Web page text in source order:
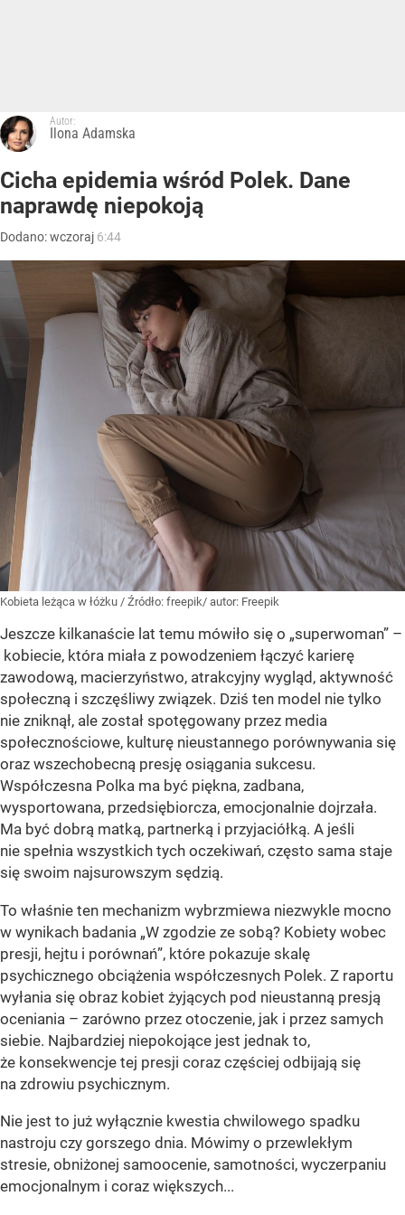
Autor:
Ilona Adamska
Cicha epidemia wśród Polek. Dane
naprawdę niepokoją
Dodano:wczoraj 6:44
Kobieta leżąca w łóżku / Źródło: freepik/ autor: Freepik
Jeszcze kilkanaście lat temu mówiło się o „superwoman” –
kobiecie, która miała z powodzeniem łączyć karierę
zawodową, macierzyństwo, atrakcyjny wygląd, aktywność
społeczną i szczęśliwy związek. Dziś ten model nie tylko
nie zniknął, ale został spotęgowany przez media
społecznościowe, kulturę nieustannego porównywania się
oraz wszechobecną presję osiągania sukcesu.
Współczesna Polka ma być piękna, zadbana,
wysportowana, przedsiębiorcza, emocjonalnie dojrzała.
Ma być dobrą matką, partnerką i przyjaciółką. A jeśli
nie spełnia wszystkich tych oczekiwań, często sama staje
się swoim najsurowszym sędzią.
To właśnie ten mechanizm wybrzmiewa niezwykle mocno
w wynikach badania „W zgodzie ze sobą? Kobiety wobec
presji, hejtu i porównań”, które pokazuje skalę
psychicznego obciążenia współczesnych Polek. Z raportu
wyłania się obraz kobiet żyjących pod nieustanną presją
oceniania – zarówno przez otoczenie, jak i przez samych
siebie. Najbardziej niepokojące jest jednak to,
że konsekwencje tej presji coraz częściej odbijają się
na zdrowiu psychicznym.
Nie jest to już wyłącznie kwestia chwilowego spadku
nastroju czy gorszego dnia. Mówimy o przewlekłym
stresie, obniżonej samoocenie, samotności, wyczerpaniu
emocjonalnym i coraz większych...